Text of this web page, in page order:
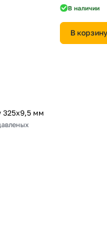
В наличии
В корзину
325х9,5 мм